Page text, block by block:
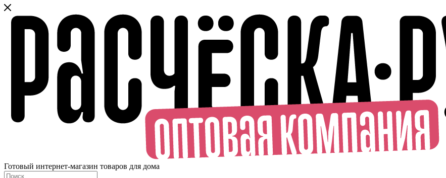
Готовый интернет-магазин товаров для дома